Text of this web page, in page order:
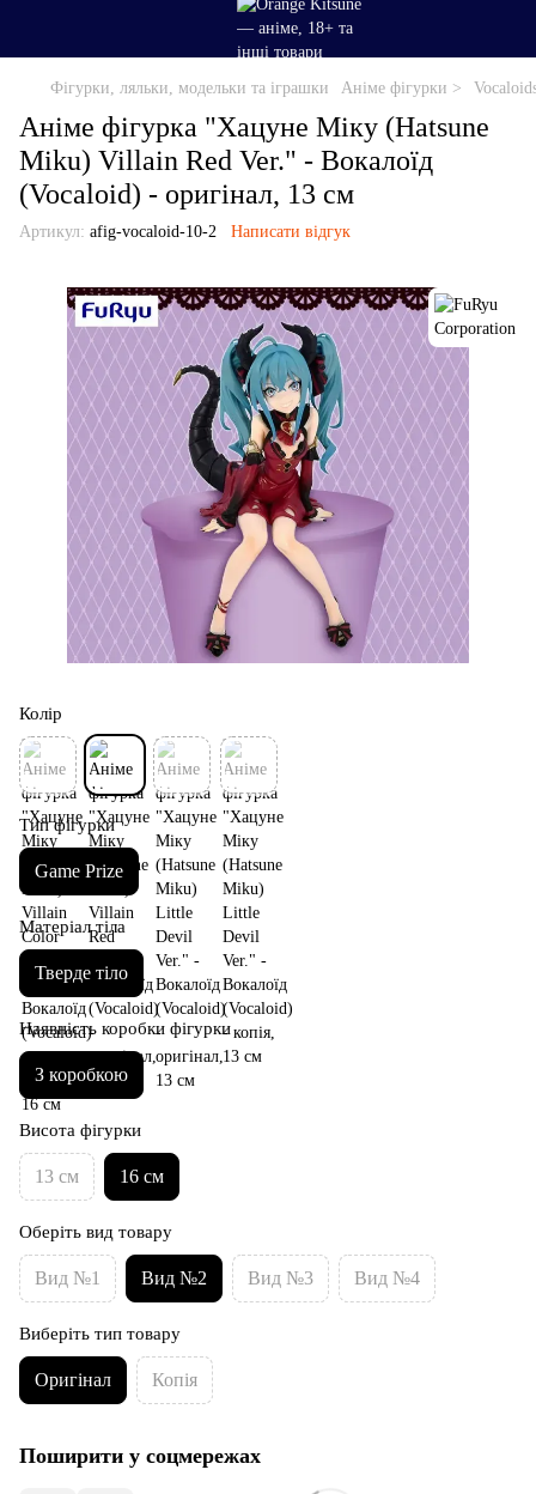
Фігурки, ляльки, модельки та іграшки Аніме фігурки >
Аніме фігурка "Хацуне Міку (Hatsune
Miku) Villain Red Ver." - Вокалоїд
(Vocaloid) - оригінал, 13 см
Артикул: afig-vocaloid-10-2 Написати відгук
Колір
Тип фігурки
Game Prize
Матеріал тіла
Тверде тіло
Наявність коробки фігурки
З коробкою
Висота фігурки
13 см 16 см
Оберіть вид товару
Вид №1 Вид №2 Вид №3 Вид №4
Виберіть тип товару
Оригінал Копія
Поширити у соцмережах